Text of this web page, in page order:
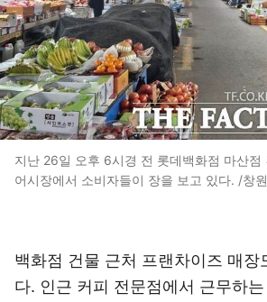
지난 26일 오후 6시경 전 롯데백화점 마산점
어시장에서 소비자들이 장을 보고 있다. /창
백화점 건물 근처 프랜차이즈 매장
다. 인근 커피 전문점에서 근무하